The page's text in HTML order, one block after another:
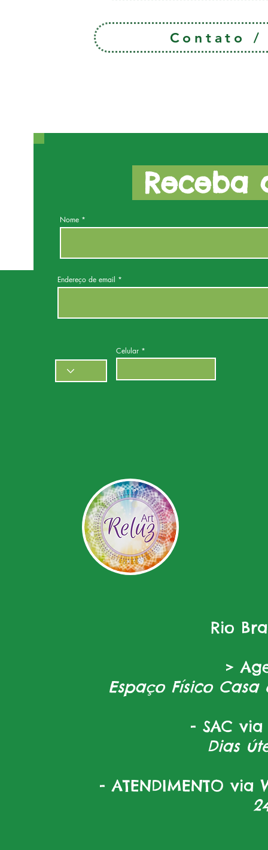
Contato /
Rio
>
Espaço Físico Casa
- SAC via
Dias
- ATENDIMENTO via
Receba
Nome
Endereço de email
Celular